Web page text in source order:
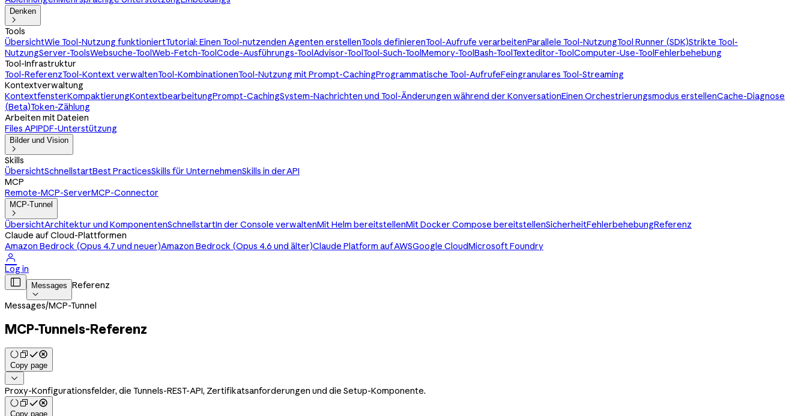
Denken

Tools
ÜbersichtWie Tool-Nutzung funktioniertTutorial: Einen Tool-nutzenden Agenten erstellenTools definierenTool-Aufrufe verarbeitenParallele Tool-NutzungTool Runner (SDK)Strikte Tool-
NutzungServer-ToolsWebsuche-ToolWeb-Fetch-ToolCode-Ausführungs-ToolAdvisor-ToolTool-Such-ToolMemory-ToolBash-ToolTexteditor-ToolComputer-Use-ToolFehlerbehebung
Tool-Infrastruktur
Tool-ReferenzTool-Kontext verwaltenTool-KombinationenTool-Nutzung mit Prompt-CachingProgrammatische Tool-AufrufeFeingranulares Tool-Streaming
Kontextverwaltung
KontextfensterKompaktierungKontextbearbeitungPrompt-CachingSystem-Nachrichten und Tool-Änderungen während der KonversationEinen Orchestrierungsmodus erstellenCache-Diagnose
(Beta)Token-Zählung
Arbeiten mit Dateien
Files APIPDF-Unterstützung
Bilder und Vision

Skills
ÜbersichtSchnellstartBest PracticesSkills für UnternehmenSkills in der API
MCP
Remote-MCP-ServerMCP-Connector
MCP-Tunnel

ÜbersichtArchitektur und KomponentenSchnellstartIn der Console verwaltenMit Helm bereitstellenMit Docker Compose bereitstellenSicherheitFehlerbehebungReferenz
Claude auf Cloud-Plattformen
Amazon Bedrock (Opus 4.7 und neuer)Amazon Bedrock (Opus 4.6 und älter)Claude Platform auf AWSGoogle CloudMicrosoft Foundry

Log in
 Messages

Referenz
Messages/MCP-Tunnel
MCP-Tunnels-Referenz
Copy page

Proxy-Konfigurationsfelder, die Tunnels-REST-API, Zertifikatsanforderungen und die Setup-Komponente.
Copy page